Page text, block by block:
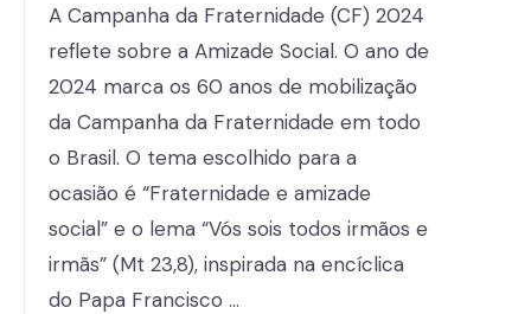
A Campanha da Fraternidade (CF) 2024
reflete sobre a Amizade Social. O ano de
2024 marca os 60 anos de mobilização
da Campanha da Fraternidade em todo
o Brasil. O tema escolhido para a
ocasião é “Fraternidade e amizade
social” e o lema “Vós sois todos irmãos e
irmãs” (Mt 23,8), inspirada na encíclica
do Papa Francisco …